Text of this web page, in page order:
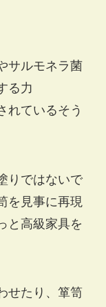
サルモネラ菌
る力
れているそう
りではないで
を見事に再現
と高級家具を
せたり、箪笥